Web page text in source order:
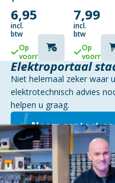
NAAR
RP-
SMA
FEMALE
| 50
OHM
| 0.2
METER
6,95
incl.
btw
Op
voorraad
ZILVER
7,99
incl.
btw
Op
voorraad
Elektroportaal
Niet helemaal zeker waar
elektrotechnisch advies
helpen u graag.
Neem contact op